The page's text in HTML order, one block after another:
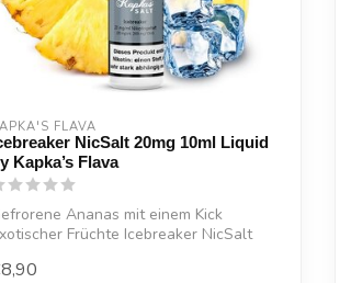
FLAVA
NicSalt 20mg 10ml Liquid
Kapka’s Flava
Ananas mit einem Kick
Früchte Icebreaker NicSalt